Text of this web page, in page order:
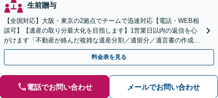
生前贈与
【全国対応】大阪・東京の2拠点でチームで迅速対応【電話・WEB相
談可】【遺産の取り分最大化を目指します】1営業日以内の返信を心
がけます「不動産が絡んだ複雑な遺産分割／遺留分／遺言書の作成・
執行／事業承継など、お任せください」【休日相談あり】
料金表を見る
電話でお問い合わせ メールでお問い合わせ